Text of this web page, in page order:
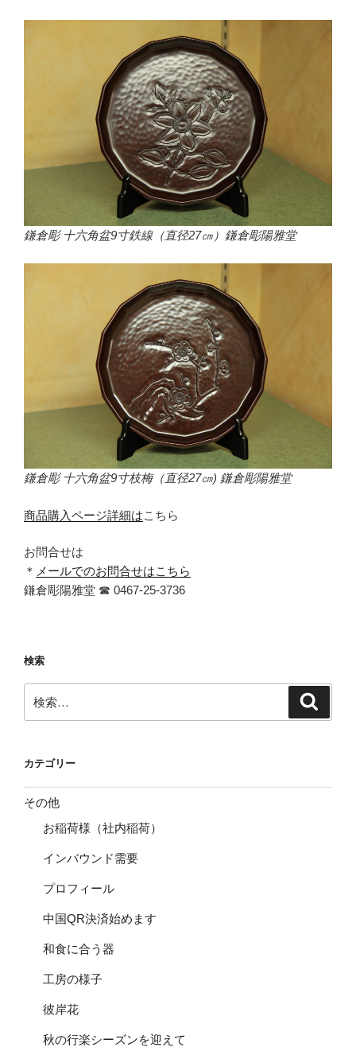
鎌倉彫 十六角盆9寸鉄線（直径27㎝）鎌倉彫陽雅堂
鎌倉彫 十六角盆9寸枝梅（直径27㎝) 鎌倉彫陽雅堂
商品購入ページ詳細はこちら
お問合せは
＊ メールでのお問合せはこちら
鎌倉彫陽雅堂 ☎ 0467‐25‐3736
検索
索:
カテゴリー
その他
お稲荷様（社内稲荷）
インバウンド需要
プロフィール
中国QR決済始めます
和食に合う器
工房の様子
彼岸花
秋の行楽シーズンを迎えて